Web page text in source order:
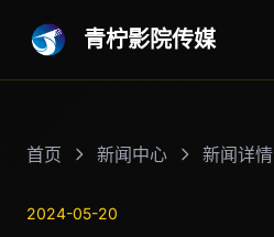
青柠影院传媒
首页 新闻中心 新闻详情
2024-05-20